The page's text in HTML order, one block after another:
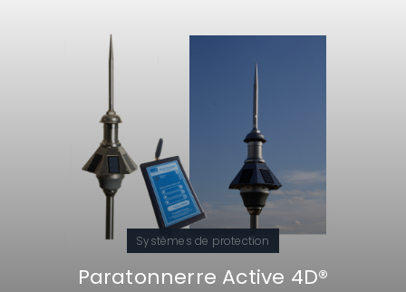
Systèmes de protection
Paratonnerre Active 4D®